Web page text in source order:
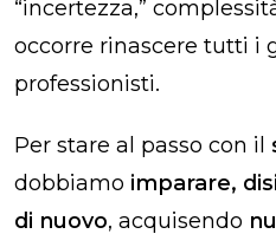
“incertezza,”
occorre rinascere tutti i
professionisti.
Per stare al passo con il
dobbiamo imparare,
di nuovo, acquisendo